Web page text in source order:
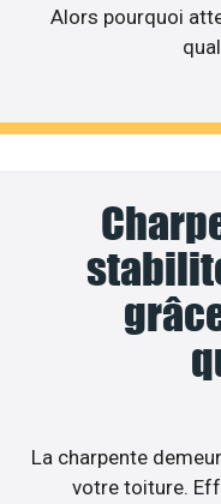
Alors pourquoi
La charpente
votre toiture.